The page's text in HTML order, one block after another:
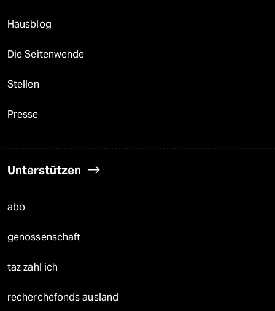
Hausblog
Die Seitenwende
Stellen
Presse
Unterstützen
abo
genossenschaft
taz zahl ich
recherchefonds ausland